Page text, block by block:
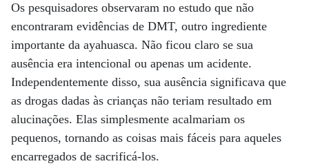
Os pesquisadores observaram no estudo que não
encontraram evidências de DMT, outro ingrediente
importante da ayahuasca. Não ficou claro se sua
ausência era intencional ou apenas um acidente.
Independentemente disso, sua ausência significava que
as drogas dadas às crianças não teriam resultado em
alucinações. Elas simplesmente acalmariam os
pequenos, tornando as coisas mais fáceis para aqueles
encarregados de sacrificá-los.